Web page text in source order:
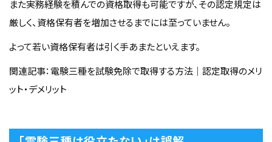
また実務経験を積んでの資格取得も可能ですが、その認定規定は
厳しく、資格保有者を増加させるまでには至っていません。
よって若い資格保有者は引く手あまたといえます。
関連記事：電験三種を試験免除で取得する方法｜認定取得のメリ
ット・デメリット